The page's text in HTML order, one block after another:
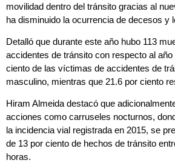
movilidad dentro del tránsito gracias al
ha disminuido la ocurrencia de decesos y
Detalló que durante este año hubo 113
accidentes de tránsito con respecto al
ciento de las víctimas de accidentes de
masculino, mientras que 21.6 por ciento
Hiram Almeida destacó que
acciones como carruseles nocturnos,
la incidencia vial registrada en 2015, se
de 13 por ciento de hechos de tránsito
horas.